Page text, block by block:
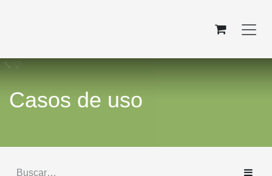
​ 🔧💡
Casos de uso